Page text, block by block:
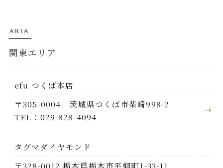
ARIA
関東エリア
efu つくば本店
〒305-0004 茨城県つくば市柴崎998-2
TEL：029-828-4094
タグマダイヤモンド
〒328-0012 栃木県栃木市平柳町1-33-11